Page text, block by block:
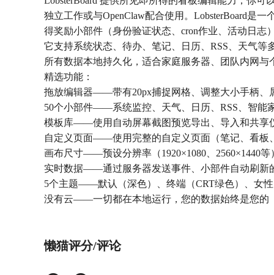
独立工作或与OpenClaw配合使用。LobsterBoard是
得奖励小部件（身份验证状态、cron作业、活动日志
它支持系统状态、待办、笔记、日历、RSS、天气
所有数据本地持久化，适合家庭服务器、团队内网与
精选功能：
拖放编辑器——带有20px捕捉网格、调整大小手柄、
50个小部件——系统监控、天气、日历、RSS、智能
模板库——使用自动屏幕截图预览导出、导入和共享
自定义页面——使用完整的自定义页面（笔记、看板
画布尺寸——预设分辨率（1920×1080、2560×1440等
实时数据——通过服务器发送事件、小部件自动刷新
5个主题——默认（深色）、终端（CRT绿色）、女
懒猫评分/评论